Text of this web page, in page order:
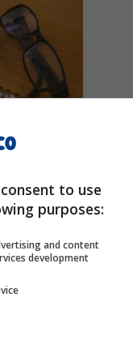
che
il
carica,
Attraverso
della
to use
purposes:
and content
development